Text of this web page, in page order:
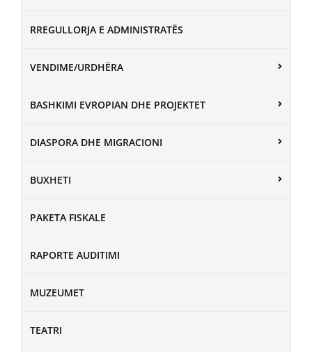
RREGULLORJA E ADMINISTRATËS
VENDIME/URDHËRA
BASHKIMI EVROPIAN DHE PROJEKTET
DIASPORA DHE MIGRACIONI
BUXHETI
PAKETA FISKALE
RAPORTE AUDITIMI
MUZEUMET
TEATRI